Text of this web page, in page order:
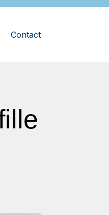
Contact